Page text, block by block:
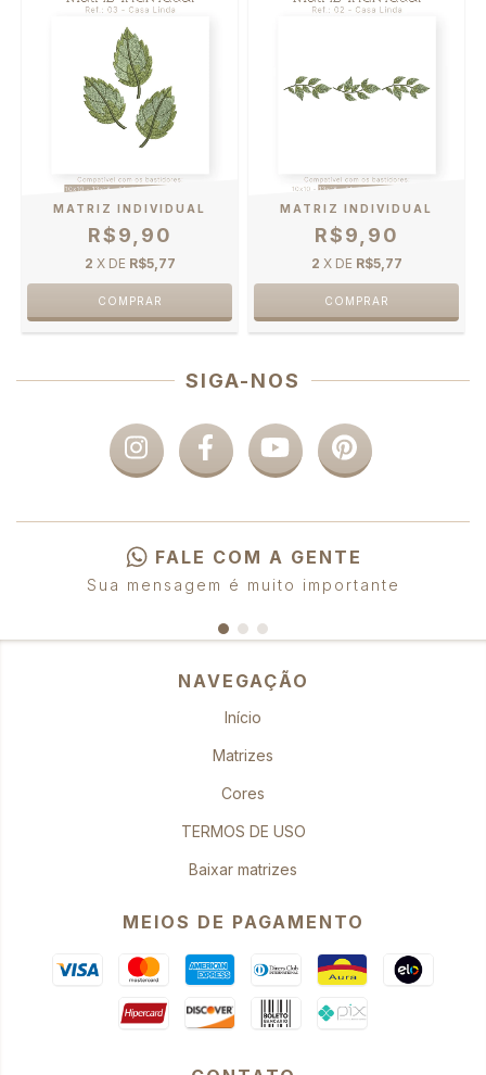
MATRIZ INDIVIDUAL
R$9,90
2 X DE R$5,77
MATRIZ INDIVIDUAL
R$9,90
2 X DE R$5,77
SIGA-NOS
FALE COM A GENTE
Sua mensagem é muito importante
NAVEGAÇÃO
Início
Matrizes
Cores
TERMOS DE USO
Baixar matrizes
MEIOS DE PAGAMENTO